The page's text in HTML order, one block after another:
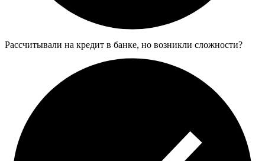
Рассчитывали на кредит в банке, но возникли сложности?